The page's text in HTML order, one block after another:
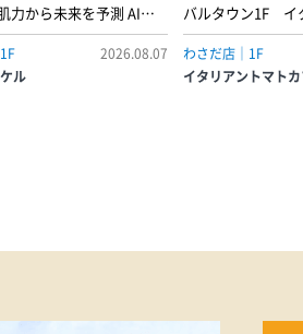
力から未来を予測 AIカ
ング体験開催中！肌解
元へ。あなたの肌運命
日本初「AIパーソナル
します。＼こんな方に
複数ある。体験をご希
2026.08.07
ル
バルタウン1F イ
トカフェミントの
コの甘さが重なり
のショートケーキ
ース 638円
わさだ店｜1F
イタリアントマト